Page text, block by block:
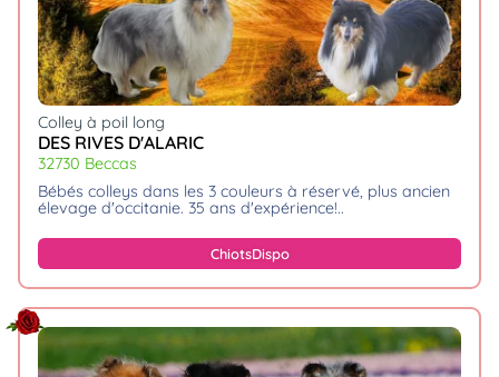
Colley à poil long
DES RIVES D'ALARIC
32730 Beccas
bébés colleys dans les 3 couleurs à réservé, plus ancien
élevage d'occitanie. 35 ans d'expérience!
ChiotsDispo